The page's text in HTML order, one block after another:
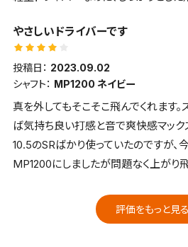
やさしいドライバーです
投稿日： 2023.09.02
シャフト： MP1200 ネイビー
真を外してもそこそこ飛んでくれます。
ば気持ち良い打感と音で爽快感マック
10.5のSRばかり使っていたのですが、
MP1200にしましたが問題なく上がり
評価をもっと見る